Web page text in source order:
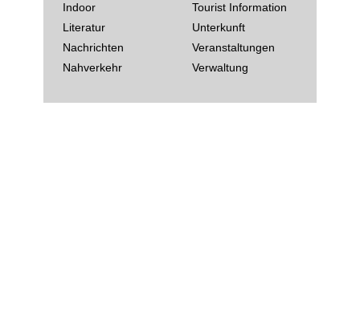
Indoor
Literatur
Nachrichten
Nahverkehr
Tourist Information
Unterkunft
Veranstaltungen
Verwaltung